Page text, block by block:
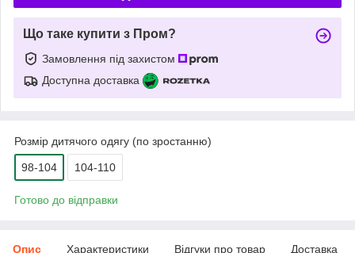
Що таке купити з Пром?
Замовлення під захистом
Доступна доставка
Розмір дитячого одягу (по зростанню)
98-104 104-110
Готово до відправки
Опис Характеристики Відгуки про товар Доставка